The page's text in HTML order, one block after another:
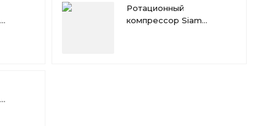
Ротационный
компрессор Siam